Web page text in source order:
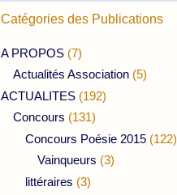
Catégories des Publications
A PROPOS (7)
Actualités Association (5)
ACTUALITES (192)
Concours (131)
Concours Poésie 2015 (122)
Vainqueurs (3)
littéraires (3)